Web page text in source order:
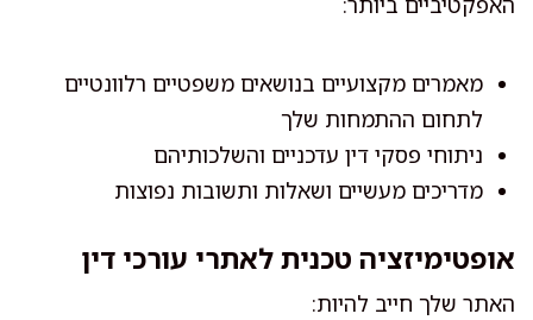
מאמרים מקצועיים בנושאים משפטיים רלוונטיים
לתחום ההתמחות שלך
ניתוחי פסקי דין עדכניים והשלכותיהם
מדריכים מעשיים ושאלות ותשובות נפוצות
אופטימיזציה טכנית לאתרי עורכי דין
האתר שלך חייב להיות: